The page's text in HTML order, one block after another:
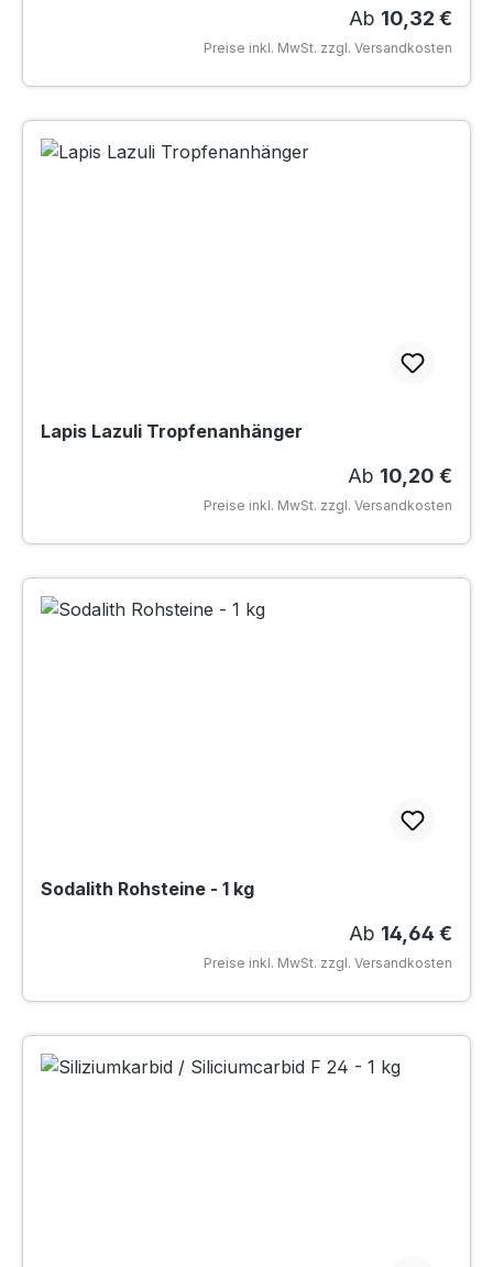
Regulärer
Ab 10,32 €
Preise inkl. MwSt. zzgl. Versandkosten
Lapis Lazuli Tropfenanhänger
Regulärer
Ab 10,20 €
Preise inkl. MwSt. zzgl. Versandkosten
Sodalith Rohsteine - 1 kg
Regulärer
Ab 14,64 €
Preise inkl. MwSt. zzgl. Versandkosten